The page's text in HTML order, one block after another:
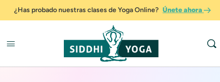
¿Has probado nuestras clases de Yoga Online? Únete ahora